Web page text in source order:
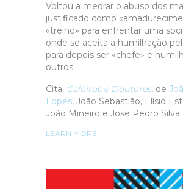
Voltou a medrar o abuso dos
justificado como
«treino» para enfrentar uma
onde se aceita a humilhação
para depois ser «chefe» e
outros.
Cita: Caloiros e Doutores, de
Lopes, João Sebastião, Elísio
João Mineiro e José Pedro Silva
LEARN MORE